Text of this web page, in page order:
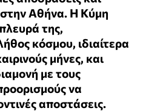
Αθήνα. Η Κύμη
της,
κόσμου, ιδιαίτερα
μήνες, και
με τους
να
αποστάσεις.